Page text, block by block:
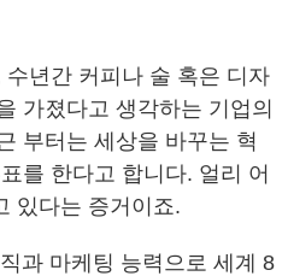
년간 커피나 술 혹은 디자
가졌다고 생각하는 기업의
부터는 세상을 바꾸는 혁
를 한다고 합니다. 얼리 어
있다는 증거이죠.
과 마케팅 능력으로 세계 8